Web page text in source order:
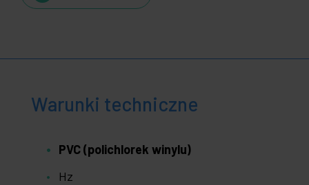
Warunki techniczne
PVC (polichlorek winylu)
Hz